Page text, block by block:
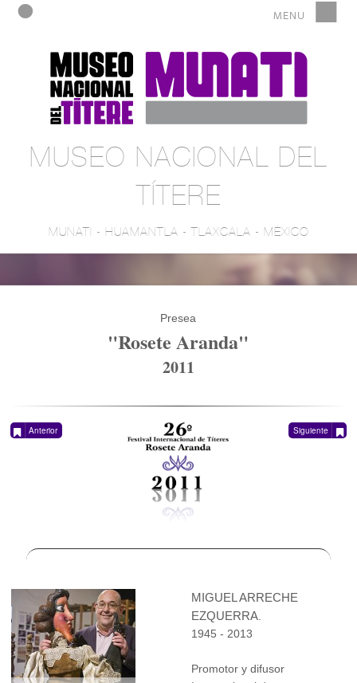
MUSEO NACIONAL DEL
TÍTERE
MUNATI - HUAMANTLA - TLAXCALA - MÉXICO
Presea
"Rosete Aranda"
2011
Anterior Siguiente
MIGUEL ARRECHE
EZQUERRA.
1945 - 2013
Promotor y difusor